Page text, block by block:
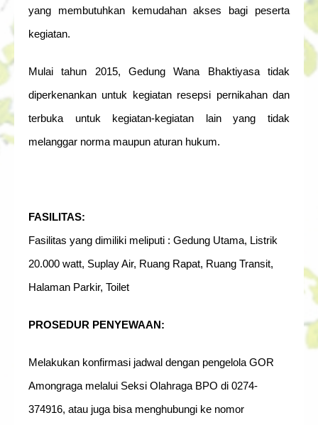
yang membutuhkan kemudahan akses bagi peserta
kegiatan.
Mulai tahun 2015, Gedung Wana Bhaktiyasa tidak
diperkenankan untuk kegiatan resepsi pernikahan dan
terbuka untuk kegiatan-kegiatan lain yang tidak
melanggar norma maupun aturan hukum.
FASILITAS:
Fasilitas yang dimiliki meliputi : Gedung Utama, Listrik
20.000 watt, Suplay Air, Ruang Rapat, Ruang Transit,
Halaman Parkir, Toilet
PROSEDUR PENYEWAAN:
Melakukan konfirmasi jadwal dengan pengelola GOR
Amongraga melalui Seksi Olahraga BPO di 0274-
374916, atau juga bisa menghubungi ke nomor